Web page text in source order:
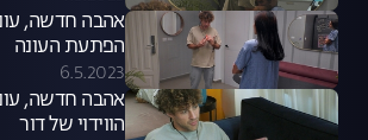
הפתעת העונה
6.5.2023
הווידוי של דור